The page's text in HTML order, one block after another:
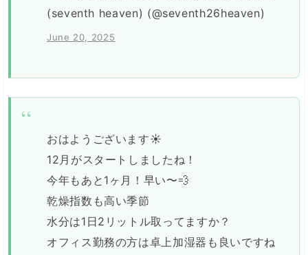
(seventh heaven) (@seventh26heaven)
June 20, 2025
おはようございます☀
12月がスタートしましたね！
今年もあと1ヶ月！早い〜💨
乾燥指数も高い季節
水分は1日2リットル取ってますか？
オフィス勤務の方は卓上加湿器も良いですね